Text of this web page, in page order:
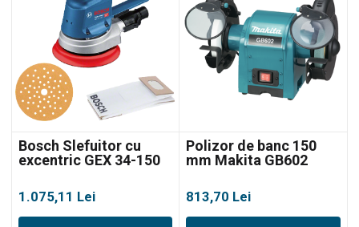
Bosch Slefuitor cu
excentric GEX 34-150
1.075,11 Lei
Polizor de banc 150
mm Makita GB602
813,70 Lei